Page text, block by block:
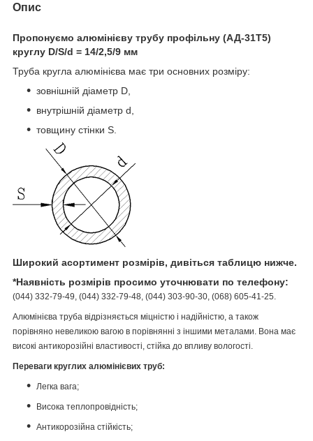
Опис
Пропонуємо алюмінієву трубу профільну (АД-31Т5)
круглу D/S/d = 14/2,5/9 мм
Труба кругла алюмінієва має три основних розміру:
зовнішній діаметр D,
внутрішній діаметр d,
товщину стінки S.
Широкий асортимент розмірів, дивіться таблицю нижче.
*Наявність розмірів просимо уточнювати по телефону:
(044) 332-79-49, (044) 332-79-48, (044) 303-90-30, (068) 605-41-25.
Алюмінієва труба відрізняється міцністю і надійністю, а також
порівняно невеликою вагою в порівнянні з іншими металами. Вона має
високі антикорозійні властивості, стійка до впливу вологості.
Переваги круглих алюмінієвих труб:
Легка вага;
Висока теплопровідність;
Антикорозійна стійкість;